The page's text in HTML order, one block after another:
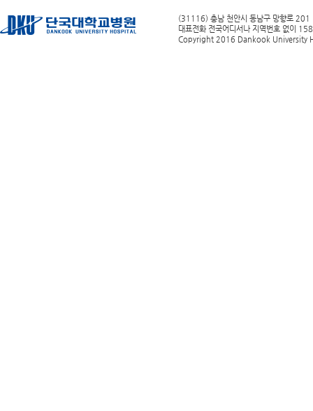
(31116) 충남 천안시 동남구 망향로 201
대표전화 전국어디서나 지역번호 없이
Copyright 2016 Dankook University